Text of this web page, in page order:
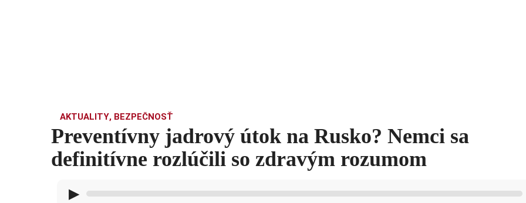
AKTUALITY, BEZPEČNOSŤ
Preventívny jadrový útok na Rusko? Nemci sa
definitívne rozlúčili so zdravým rozumom
▶